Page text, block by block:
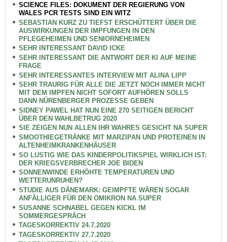
SCIENCE FILES: DOKUMENT DER REGIERUNG VON
WALES PCR TESTS SIND EIN WITZ
SEBASTIAN KURZ ZU TIEFST ERSCHÜTTERT ÜBER DIE
AUSWIRKUNGEN DER IMPFUNGEN IN DEN
PFLEGEHEIMEN UND SENIORNEHEIMEN
SEHR INTERESSANT DAVID ICKE
SEHR INTERESSANT DIE ANTWORT DER KI AUF MEINE
FRAGE
SEHR INTERESSANTES INTERVIEW MIT ALINA LIPP
SEHR TRAURIG FÜR ALLE DIE JETZT NOCH IMMER NICHT
MIT DEM IMPFEN NICHT SOFORT AUFHÖREN SOLLS
DANN NÜRENBERGER PROZESSE GEBEN
SIDNEY PAWEL HAT NUN EINE 270 SEITIGEN BERICHT
ÜBER DEN WAHLBETRUG 2020
SIE ZEIGEN NUN ALLEN IHR WAHRES GESICHT NA SUPER
SMOOTHIEGETRÄNKE MIT MARZIPAN UND PROTEINEN IN
ALTENHEIMKRANKENHÄUSER
SO LUSTIG WIE DAS KINDERPOLITIKSPIEL WIRKLICH IST:
DER KRIEGSVERBRECHER JOE BIDEN
SONNENWINDE ERHÖHTE TEMPERATUREN UND
WETTERUNRUHEN?
STUDIE AUS DÄNEMARK: GEIMPFTE WÄREN SOGAR
ANFÄLLIGER FÜR DEN OMIKRON NA SUPER
SUSANNE SCHNABEL GEGEN KICKL IM
SOMMERGESPRÄCH
TAGESKORREKTIV 24.7.2020
TAGESKORREKTIV 27.7.2020